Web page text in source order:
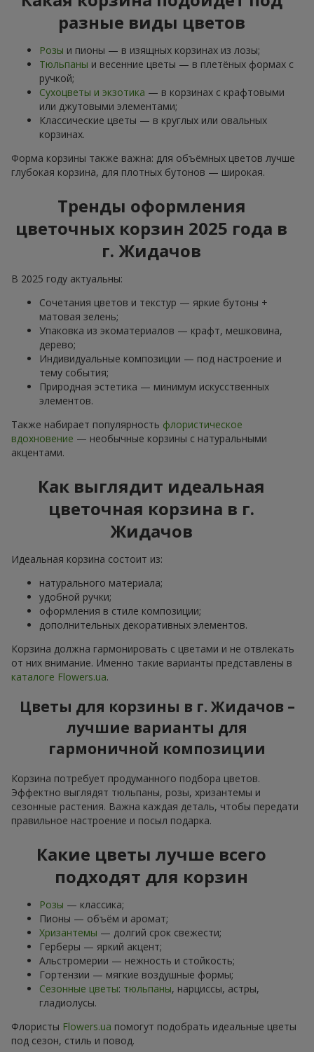
разные виды цветов
Розы и пионы — в изящных корзинах из лозы;
Тюльпаны и весенние цветы — в плетёных формах с
ручкой;
Сухоцветы и экзотика — в корзинах с крафтовыми
или джутовыми элементами;
Классические цветы — в круглых или овальных
корзинах.
Форма корзины также важна: для объёмных цветов лучше
глубокая корзина, для плотных бутонов — широкая.
Тренды оформления
цветочных корзин 2025 года в
г. Жидачов
В 2025 году актуальны:
Сочетания цветов и текстур — яркие бутоны +
матовая зелень;
Упаковка из экоматериалов — крафт, мешковина,
дерево;
Индивидуальные композиции — под настроение и
тему события;
Природная эстетика — минимум искусственных
элементов.
Также набирает популярность флористическое
вдохновение — необычные корзины с натуральными
акцентами.
Как выглядит идеальная
цветочная корзина в г.
Жидачов
Идеальная корзина состоит из:
натурального материала;
удобной ручки;
оформления в стиле композиции;
дополнительных декоративных элементов.
Корзина должна гармонировать с цветами и не отвлекать
от них внимание. Именно такие варианты представлены в
каталоге Flowers.ua.
Цветы для корзины в г. Жидачов –
лучшие варианты для
гармоничной композиции
Корзина потребует продуманного подбора цветов.
Эффектно выглядят тюльпаны, розы, хризантемы и
сезонные растения. Важна каждая деталь, чтобы передати
правильное настроение и посыл подарка.
Какие цветы лучше всего
подходят для корзин
Розы — классика;
Пионы — объём и аромат;
Хризантемы — долгий срок свежести;
Герберы — яркий акцент;
Альстромерии — нежность и стойкость;
Гортензии — мягкие воздушные формы;
Сезонные цветы: тюльпаны, нарциссы, астры,
гладиолусы.
Флористы Flowers.ua помогут подобрать идеальные цветы
под сезон, стиль и повод.